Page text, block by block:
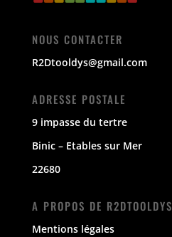
NOUS CONTACTER
R2Dtooldys@gmail.com
ADRESSE POSTALE
9 impasse du tertre
Binic – Etables sur Mer
22680
A PROPOS DE R2DTOOLDYS
Mentions légales